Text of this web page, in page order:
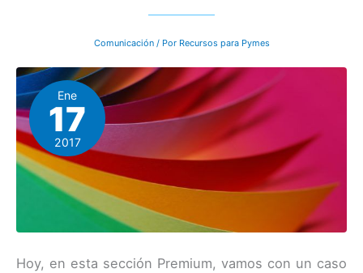
Comunicación/ Por Recursos para Pymes
Ene
17
2017
Hoy, en esta sección Premium, vamos con un caso